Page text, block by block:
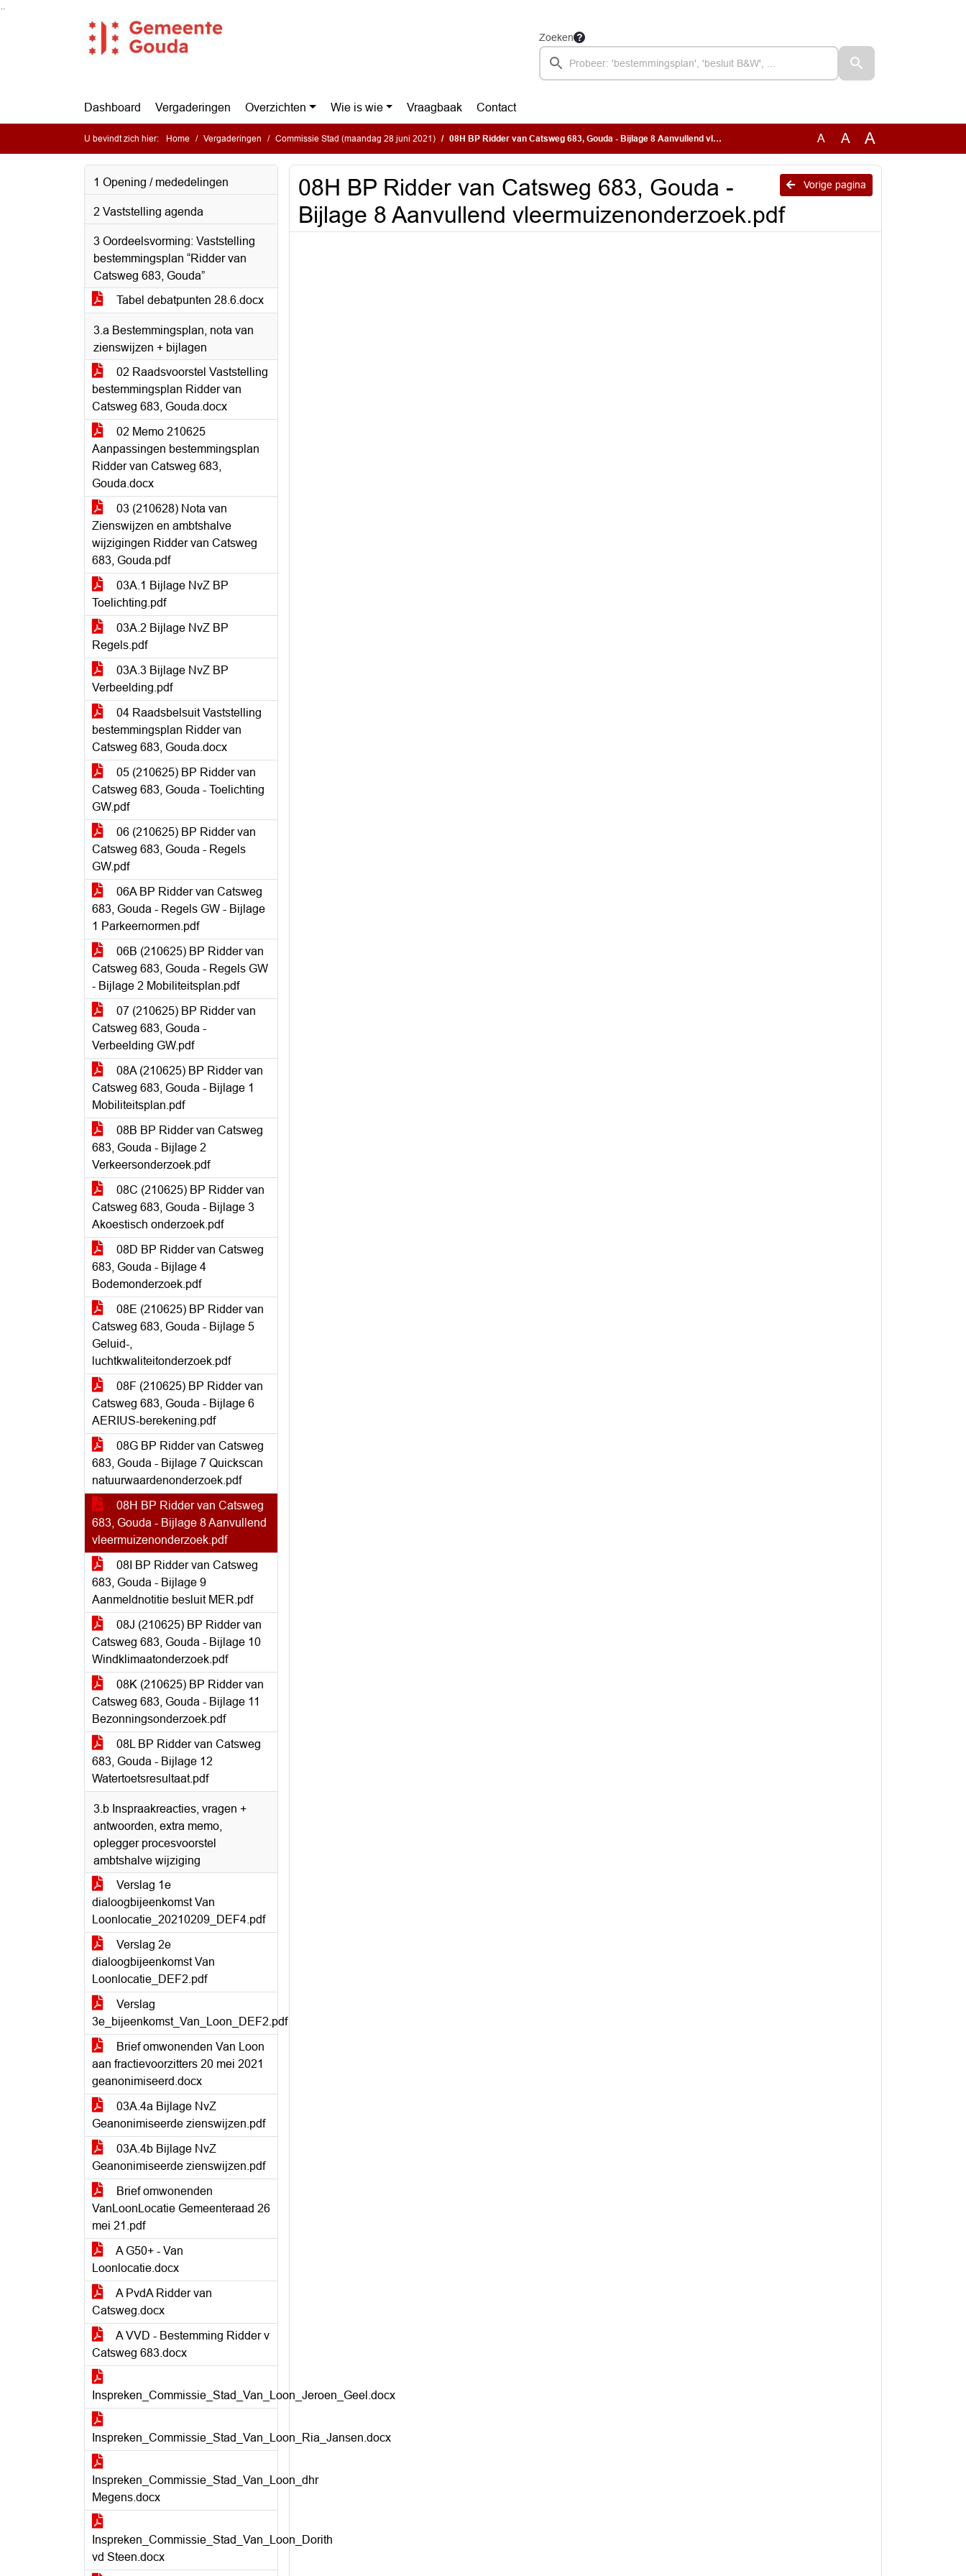
Ga naar de inhoud van deze pagina
Ga naar het zoeken
Ga naar het menu
Zoeken
Dashboard Vergaderingen Overzichten Wie is wie Vraagbaak Contact
U bevindt zich hier: Home Vergaderingen Commissie Stad (maandag 28 juni 2021) 08H BP Ridder van Catsweg 683, Gouda - Bijlage 8 Aanvullend vleermuizenonderzoek.pdf A A A
1 Opening / mededelingen
2 Vaststelling agenda
3 Oordeelsvorming: Vaststelling
bestemmingsplan “Ridder van
Catsweg 683, Gouda”
Tabel debatpunten 28.6.docx
3.a Bestemmingsplan, nota van
zienswijzen + bijlagen
02 Raadsvoorstel Vaststelling
bestemmingsplan Ridder van
Catsweg 683, Gouda.docx
02 Memo 210625
Aanpassingen bestemmingsplan
Ridder van Catsweg 683,
Gouda.docx
03 (210628) Nota van
Zienswijzen en ambtshalve
wijzigingen Ridder van Catsweg
683, Gouda.pdf
03A.1 Bijlage NvZ BP
Toelichting.pdf
03A.2 Bijlage NvZ BP
Regels.pdf
03A.3 Bijlage NvZ BP
Verbeelding.pdf
04 Raadsbelsuit Vaststelling
bestemmingsplan Ridder van
Catsweg 683, Gouda.docx
05 (210625) BP Ridder van
Catsweg 683, Gouda - Toelichting
GW.pdf
06 (210625) BP Ridder van
Catsweg 683, Gouda - Regels
GW.pdf
06A BP Ridder van Catsweg
683, Gouda - Regels GW - Bijlage
1 Parkeernormen.pdf
06B (210625) BP Ridder van
Catsweg 683, Gouda - Regels GW
- Bijlage 2 Mobiliteitsplan.pdf
07 (210625) BP Ridder van
Catsweg 683, Gouda -
Verbeelding GW.pdf
08A (210625) BP Ridder van
Catsweg 683, Gouda - Bijlage 1
Mobiliteitsplan.pdf
08B BP Ridder van Catsweg
683, Gouda - Bijlage 2
Verkeersonderzoek.pdf
08C (210625) BP Ridder van
Catsweg 683, Gouda - Bijlage 3
Akoestisch onderzoek.pdf
08D BP Ridder van Catsweg
683, Gouda - Bijlage 4
Bodemonderzoek.pdf
08E (210625) BP Ridder van
Catsweg 683, Gouda - Bijlage 5
Geluid-,
luchtkwaliteitonderzoek.pdf
08F (210625) BP Ridder van
Catsweg 683, Gouda - Bijlage 6
AERIUS-berekening.pdf
08G BP Ridder van Catsweg
683, Gouda - Bijlage 7 Quickscan
natuurwaardenonderzoek.pdf
08H BP Ridder van Catsweg
683, Gouda - Bijlage 8 Aanvullend
vleermuizenonderzoek.pdf
08I BP Ridder van Catsweg
683, Gouda - Bijlage 9
Aanmeldnotitie besluit MER.pdf
08J (210625) BP Ridder van
Catsweg 683, Gouda - Bijlage 10
Windklimaatonderzoek.pdf
08K (210625) BP Ridder van
Catsweg 683, Gouda - Bijlage 11
Bezonningsonderzoek.pdf
08L BP Ridder van Catsweg
683, Gouda - Bijlage 12
Watertoetsresultaat.pdf
3.b Inspraakreacties, vragen +
antwoorden, extra memo,
oplegger procesvoorstel
ambtshalve wijziging
Verslag 1e
dialoogbijeenkomst Van
Loonlocatie_20210209_DEF4.pdf
Verslag 2e
dialoogbijeenkomst Van
Loonlocatie_DEF2.pdf
Verslag
3e_bijeenkomst_Van_Loon_DEF2.pdf
Brief omwonenden Van Loon
aan fractievoorzitters 20 mei 2021
geanonimiseerd.docx
03A.4a Bijlage NvZ
Geanonimiseerde zienswijzen.pdf
03A.4b Bijlage NvZ
Geanonimiseerde zienswijzen.pdf
Brief omwonenden
VanLoonLocatie Gemeenteraad 26
mei 21.pdf
A G50+ - Van
Loonlocatie.docx
A PvdA Ridder van
Catsweg.docx
A VVD - Bestemming Ridder v
Catsweg 683.docx
Inspreken_Commissie_Stad_Van_Loon_Jeroen_Geel.docx
Inspreken_Commissie_Stad_Van_Loon_Ria_Jansen.docx
Inspreken_Commissie_Stad_Van_Loon_dhr
Megens.docx
Inspreken_Commissie_Stad_Van_Loon_Dorith
vd Steen.docx
Vorige pagina
08H BP Ridder van Catsweg 683, Gouda -
Bijlage 8 Aanvullend vleermuizenonderzoek.pdf